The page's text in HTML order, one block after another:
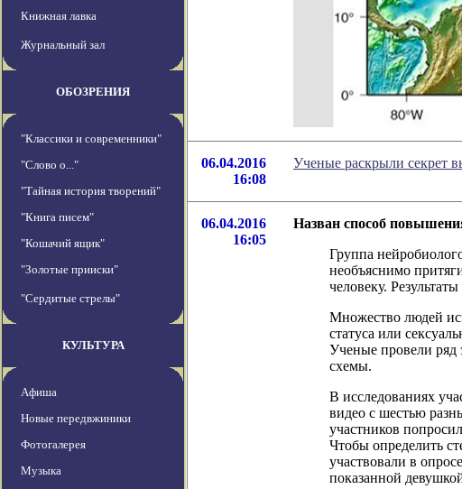
Книжная лавка
Журнальный зал
ОБОЗРЕНИЯ
"Классики и современники"
"Слово о..."
"Тайная история творений"
"Книга писем"
"Кошачий ящик"
"Золотые прииски"
"Сердитые стрелы"
КУЛЬТУРА
Афиша
Новые передвжиники
Фотогалерея
Музыка
06.04.2016
16:08
Ученые раскрыли секрет
06.04.2016
16:05
Назван способ
Группа
необъяснимо
человеку.
Множество людей
статуса или
Ученые провели ряд
схемы.
В исследованиях
видео с шестью
участников
Чтобы определить
участвовали в
показанной